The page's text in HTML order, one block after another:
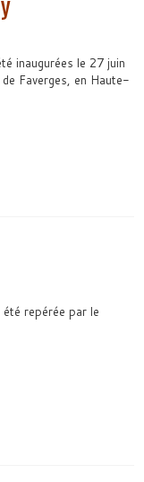
inaugurées le 27 juin
Faverges, en Haute-
repérée par le